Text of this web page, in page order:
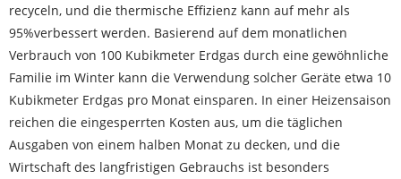
recyceln, und die thermische Effizienz kann auf mehr als
95%verbessert werden. Basierend auf dem monatlichen
Verbrauch von 100 Kubikmeter Erdgas durch eine gewöhnliche
Familie im Winter kann die Verwendung solcher Geräte etwa 10
Kubikmeter Erdgas pro Monat einsparen. In einer Heizensaison
reichen die eingesperrten Kosten aus, um die täglichen
Ausgaben von einem halben Monat zu decken, und die
Wirtschaft des langfristigen Gebrauchs ist besonders